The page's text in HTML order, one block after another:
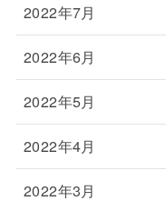
2022年7月
2022年6月
2022年5月
2022年4月
2022年3月